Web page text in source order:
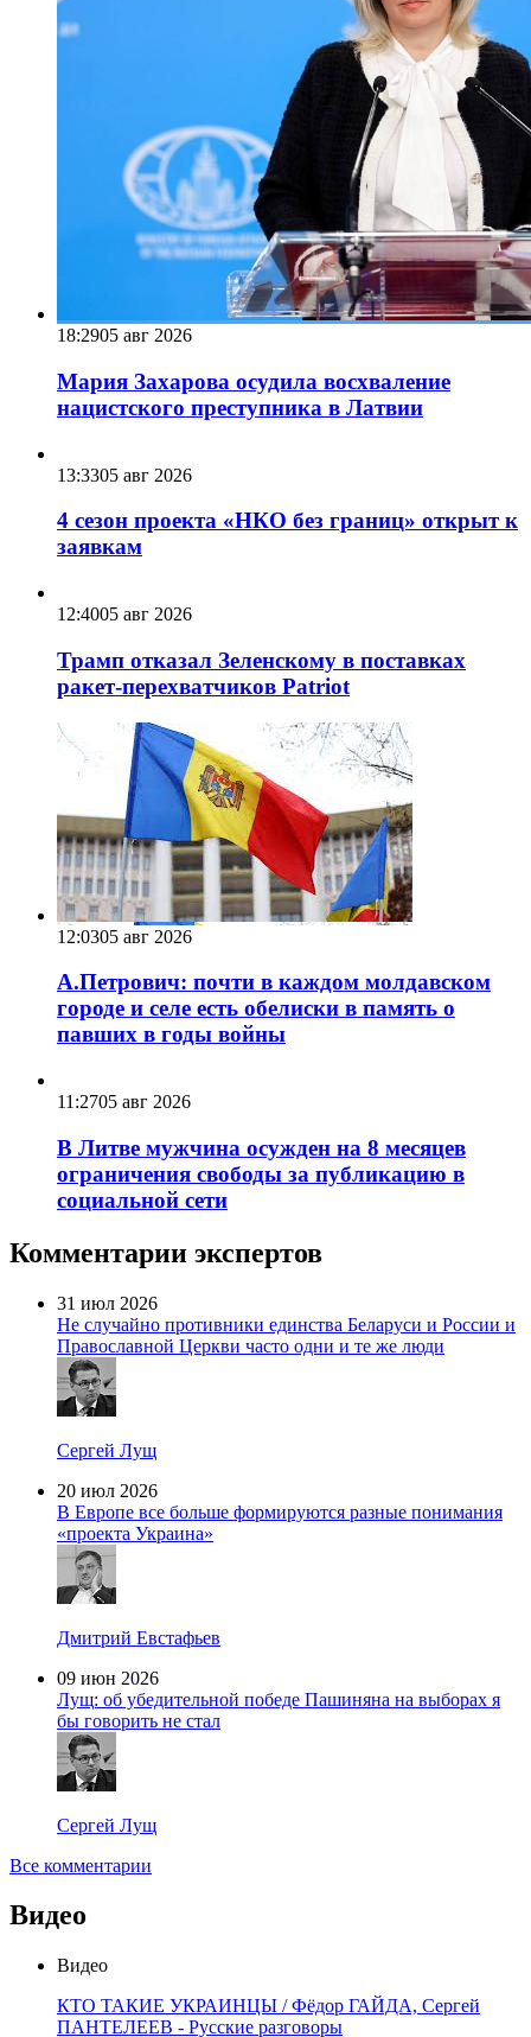
18:2905 авг 2026
Мария Захарова осудила восхваление
нацистского преступника в Латвии
13:3305 авг 2026
4 сезон проекта «НКО без границ» открыт к
заявкам
12:4005 авг 2026
Трамп отказал Зеленскому в поставках
ракет-перехватчиков Patriot
12:0305 авг 2026
А.Петрович: почти в каждом молдавском
городе и селе есть обелиски в память о
павших в годы войны
11:2705 авг 2026
В Литве мужчина осужден на 8 месяцев
ограничения свободы за публикацию в
социальной сети
Комментарии экспертов
31 июл 2026
Не случайно противники единства Беларуси и России и
Православной Церкви часто одни и те же люди
Сергей Лущ
20 июл 2026
В Европе все больше формируются разные понимания
«проекта Украина»
Дмитрий Евстафьев
09 июн 2026
Лущ: об убедительной победе Пашиняна на выборах я
бы говорить не стал
Сергей Лущ
Все комментарии
Видео
Видео
КТО ТАКИЕ УКРАИНЦЫ / Фёдор ГАЙДА, Сергей
ПАНТЕЛЕЕВ - Русские разговоры